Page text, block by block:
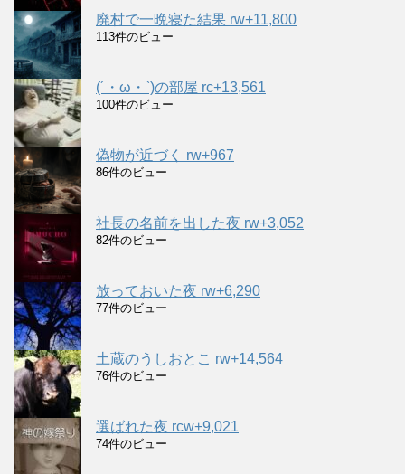
廃村で一晩寝た結果 rw+11,800
113件のビュー
(´・ω・`)の部屋 rc+13,561
100件のビュー
偽物が近づく rw+967
86件のビュー
社長の名前を出した夜 rw+3,052
82件のビュー
放っておいた夜 rw+6,290
77件のビュー
土蔵のうしおとこ rw+14,564
76件のビュー
選ばれた夜 rcw+9,021
74件のビュー